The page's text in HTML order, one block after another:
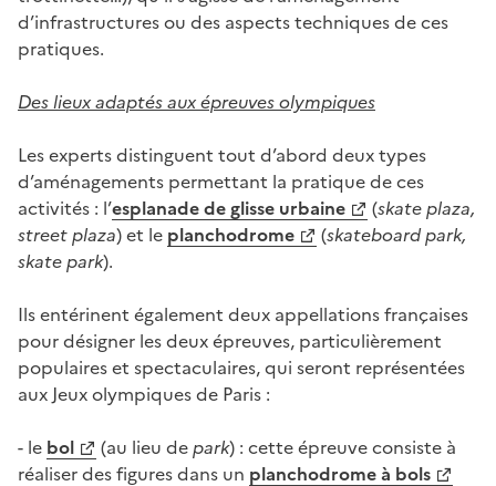
d’infrastructures ou des aspects techniques de ces
pratiques.
Des lieux adaptés aux épreuves olympiques
Les experts distinguent tout d’abord deux types
d’aménagements permettant la pratique de ces
activités : l’esplanade de glisse urbaine (skate plaza,
street plaza) et le planchodrome (skateboard park,
skate park).
Ils entérinent également deux appellations françaises
pour désigner les deux épreuves, particulièrement
populaires et spectaculaires, qui seront représentées
aux Jeux olympiques de Paris :
- le bol (au lieu de park) : cette épreuve consiste à
réaliser des figures dans un planchodrome à bols